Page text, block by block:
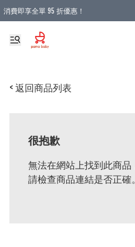
消費即享全單 95 折優惠！
購物滿 HKD 900.00即享免運費優惠！（
< 返回商品列表
很抱歉
無法在網站上找到此商品
請檢查商品連結是否正確。